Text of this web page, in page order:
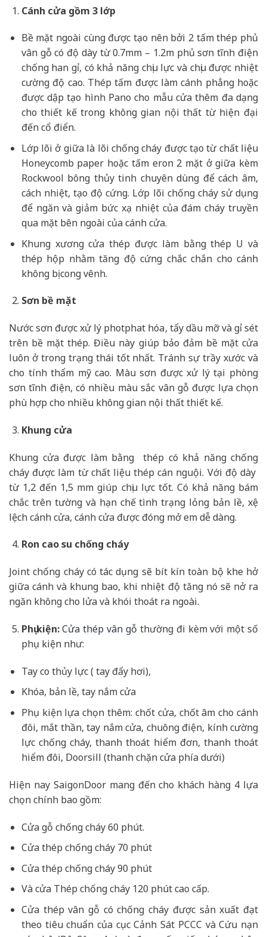
Cánh cửa gồm 3 lớp
Bề mặt ngoài cùng được tạo nên bởi 2 tấm thép phủ
vân gỗ có độ dày từ 0.7mm – 1.2m phủ sơn tĩnh điện
chống han gỉ, có khả năng chịu lực và chịu được nhiệt
cường độ cao. Thép tấm được làm cánh phẳng hoặc
được dập tạo hình Pano cho mẫu cửa thêm đa dạng
cho thiết kế trong không gian nội thất từ hiện đại
đến cổ điển.
Lớp lõi ở giữa là lõi chống cháy được tạo từ chất liệu
Honeycomb paper hoặc tấm eron 2 mặt ở giữa kèm
Rockwool bông thủy tinh chuyên dùng để cách âm,
cách nhiệt, tạo độ cứng. Lớp lõi chống cháy sử dụng
để ngăn và giảm bức xạ nhiệt của đám cháy truyền
qua mặt bên ngoài của cánh cửa.
Khung xương cửa thép được làm bằng thép U và
thép hộp nhằm tăng độ cứng chắc chắn cho cánh
không bị cong vênh.
Sơn bề mặt
Nước sơn được xử lý photphat hóa, tẩy dầu mỡ và gỉ sét
trên bề mặt thép. Điều này giúp bảo đảm bề mặt cửa
luôn ở trong trạng thái tốt nhất. Tránh sự trầy xước và
cho tính thẩm mỹ cao. Màu sơn được xử lý tại phòng
sơn tĩnh điện, có nhiều màu sắc vân gỗ được lựa chọn
phù hợp cho nhiều không gian nội thất thiết kế.
Khung cửa
Khung cửa được làm bằng thép có khả năng chống
cháy được làm từ chất liệu thép cán nguội. Với độ dày
từ 1,2 đến 1,5 mm giúp chịu lực tốt. Có khả năng bám
chắc trên tường và hạn chế tình trạng lỏng bản lề, xệ
lệch cánh cửa, cánh cửa được đóng mở em dễ dàng.
Ron cao su chống cháy
Joint chống cháy có tác dụng sẽ bít kín toàn bộ khe hở
giữa cánh và khung bao, khi nhiệt độ tăng nó sẽ nở ra
ngăn không cho lửa và khói thoát ra ngoài.
Phụ kiện:Cửa thép vân gỗ thường đi kèm với một số
phụ kiện như:
Tay co thủy lực ( tay đẩy hơi),
Khóa, bản lề, tay nắm cửa
Phụ kiện lựa chọn thêm: chốt cửa, chốt âm cho cánh
đôi, mắt thần, tay nắm cửa, chuông điện, kính cường
lực chống cháy, thanh thoát hiểm đơn, thanh thoát
hiểm đôi, Doorsill (thanh chặn cửa phía dưới)
Hiện nay SaigonDoor mang đến cho khách hàng 4 lựa
chọn chính bao gồm:
Cửa gỗ chống cháy 60 phút.
Cửa thép chống cháy 70 phút
Cửa thép chống cháy 90 phút
Và cửa Thép chống cháy 120 phút cao cấp.
Cửa thép vân gỗ có chống cháy được sản xuất đạt
theo tiêu chuẩn của cục Cảnh Sát PCCC và Cứu nạn